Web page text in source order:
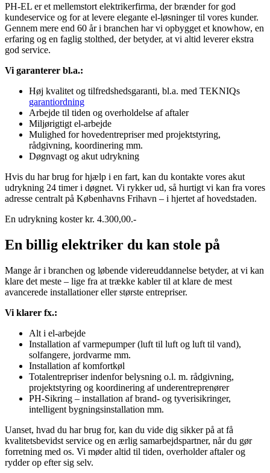
PH-EL er et mellemstort elektrikerfirma, der brænder for god
kundeservice og for at levere elegante el-løsninger til vores kunder.
Gennem mere end 60 år i branchen har vi opbygget et knowhow, en
erfaring og en faglig stolthed, der betyder, at vi altid leverer ekstra
god service.
Vi garanterer bl.a.:
Høj kvalitet og tilfredshedsgaranti, bl.a. med TEKNIQs
garantiordning
Arbejde til tiden og overholdelse af aftaler
Miljørigtigt el-arbejde
Mulighed for hovedentrepriser med projektstyring,
rådgivning, koordinering mm.
Døgnvagt og akut udrykning
Hvis du har brug for hjælp i en fart, kan du kontakte vores akut
udrykning 24 timer i døgnet. Vi rykker ud, så hurtigt vi kan fra vores
adresse centralt på Københavns Frihavn – i hjertet af hovedstaden.
En udrykning koster kr. 4.300,00.-
En billig elektriker du kan stole på
Mange år i branchen og løbende videreuddannelse betyder, at vi kan
klare det meste – lige fra at trække kabler til at klare de mest
avancerede installationer eller største entrepriser.
Vi klarer fx.:
Alt i el-arbejde
Installation af varmepumper (luft til luft og luft til vand),
solfangere, jordvarme mm.
Installation af komfortkøl
Totalentrepriser indenfor belysning o.l. m. rådgivning,
projektstyring og koordinering af underentreprenører
PH-Sikring – installation af brand- og tyverisikringer,
intelligent bygningsinstallation mm.
Uanset, hvad du har brug for, kan du vide dig sikker på at få
kvalitetsbevidst service og en ærlig samarbejdspartner, når du gør
forretning med os. Vi møder altid til tiden, overholder aftaler og
rydder op efter sig selv.